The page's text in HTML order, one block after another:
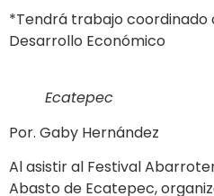
*Tendrá trabajo coordinado
Desarrollo Económico
Ecatepec
Por. Gaby Hernández
Al asistir al Festival
Abasto de Ecatepec,